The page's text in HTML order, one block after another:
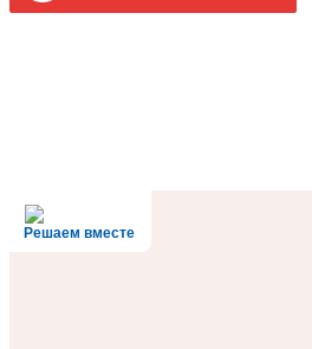
Решаем вместе